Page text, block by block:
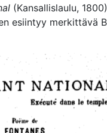
(Kansallislaulu,
esiintyy merkittävä